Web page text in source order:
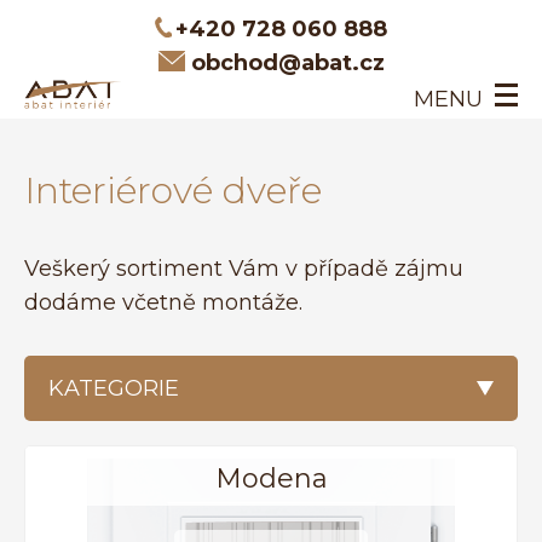
+420 728 060 888
obchod@abat.cz
MENU
INTERIÉROVÉ DVEŘE
KONTAKT
Interiérové dveře
Veškerý sortiment Vám v případě zájmu
dodáme včetně montáže.
KATEGORIE
VŠECHNY PRODUKTY
Modena